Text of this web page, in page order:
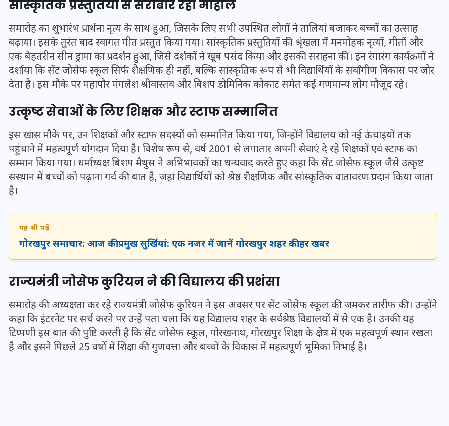
सांस्कृतिक प्रस्तुतियों से सराबोर रहा माहौल
समारोह का शुभारंभ प्रार्थना नृत्य के साथ हुआ, जिसके लिए सभी उपस्थित लोगों ने तालियां बजाकर बच्चों का उत्साह
बढ़ाया। इसके तुरंत बाद स्वागत गीत प्रस्तुत किया गया। सांस्कृतिक प्रस्तुतियों की श्रृंखला में मनमोहक नृत्यों, गीतों और
एक बेहतरीन सीन ड्रामा का प्रदर्शन हुआ, जिसे दर्शकों ने खूब पसंद किया और इसकी सराहना की। इन रंगारंग कार्यक्रमों ने
दर्शाया कि सेंट जोसेफ स्कूल सिर्फ शैक्षणिक ही नहीं, बल्कि सांस्कृतिक रूप से भी विद्यार्थियों के सर्वांगीण विकास पर ज़ोर
देता है। इस मौके पर महापौर मंगलेश श्रीवास्तव और बिशप डोमिनिक कोकाट समेत कई गणमान्य लोग मौजूद रहे।
उत्कृष्ट सेवाओं के लिए शिक्षक और स्टाफ सम्मानित
इस खास मौके पर, उन शिक्षकों और स्टाफ सदस्यों को सम्मानित किया गया, जिन्होंने विद्यालय को नई ऊंचाइयों तक
पहुंचाने में महत्वपूर्ण योगदान दिया है। विशेष रूप से, वर्ष 2001 से लगातार अपनी सेवाएं दे रहे शिक्षकों एवं स्टाफ का
सम्मान किया गया। धर्माध्यक्ष बिशप मैथुस ने अभिभावकों का धन्यवाद करते हुए कहा कि सेंट जोसेफ स्कूल जैसे उत्कृष्ट
संस्थान में बच्चों को पढ़ाना गर्व की बात है, जहां विद्यार्थियों को श्रेष्ठ शैक्षणिक और सांस्कृतिक वातावरण प्रदान किया जाता
है।
यह भी पढ़ें
गोरखपुर समाचार: आज की प्रमुख सुर्खियां: एक नजर में जानें गोरखपुर शहर की हर खबर
राज्यमंत्री जोसेफ कुरियन ने की विद्यालय की प्रशंसा
समारोह की अध्यक्षता कर रहे राज्यमंत्री जोसेफ कुरियन ने इस अवसर पर सेंट जोसेफ स्कूल की जमकर तारीफ की। उन्होंने
कहा कि इंटरनेट पर सर्च करने पर उन्हें पता चला कि यह विद्यालय शहर के सर्वश्रेष्ठ विद्यालयों में से एक है। उनकी यह
टिप्पणी इस बात की पुष्टि करती है कि सेंट जोसेफ स्कूल, गोरखनाथ, गोरखपुर शिक्षा के क्षेत्र में एक महत्वपूर्ण स्थान रखता
है और इसने पिछले 25 वर्षों में शिक्षा की गुणवत्ता और बच्चों के विकास में महत्वपूर्ण भूमिका निभाई है।
UPSSSC Lekhpal Recruitment
2025: यूपी में लेखपाल के पदों
पर बंपर भर्ती का विज्ञापन जारी,
जानें कब से शुरू होंगे आवेदन
16 दिसम्बर 2025
UPSSSC Lekhpal Recruitment
2025: यूपी में लेखपाल के पदों
पर बंपर भर्ती का विज्ञापन जारी,
जानें कब से शुरू होंगे आवेदन
16 दिसम्बर 2025
जिस कमरे में बिना बिजली-पंखे
के बीते 4 साल, उसे देख भावुक
हुए बृजभूषण सिंह, कहा-यहीं
जिस कमरे में बिना बिजली-पंखे
के बीते 4 साल, उसे देख भावुक
हुए बृजभूषण सिंह, कहा-यहीं
तपकर बना सोना